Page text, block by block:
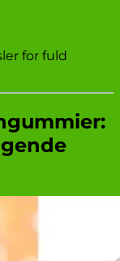
for fuld